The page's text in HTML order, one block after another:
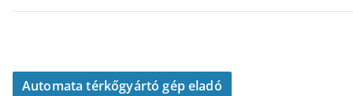
Automata térkőgyártó gép eladó